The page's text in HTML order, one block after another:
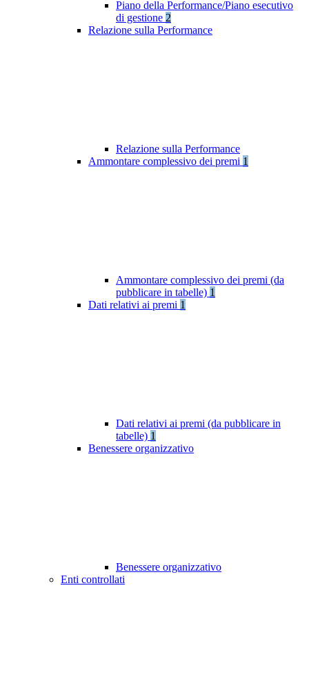
Piano della Performance/Piano esecutivo
di gestione 2
Relazione sulla Performance
Relazione sulla Performance
Ammontare complessivo dei premi 1
Ammontare complessivo dei premi (da
pubblicare in tabelle) 1
Dati relativi ai premi 1
Dati relativi ai premi (da pubblicare in
tabelle) 1
Benessere organizzativo
Benessere organizzativo
Enti controllati